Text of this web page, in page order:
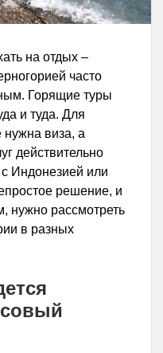
на отдых –
часто
Горящие туры
и туда. Для
нужна виза, а
действительно
Индонезией или
решение, и
нужно рассмотреть
в разных